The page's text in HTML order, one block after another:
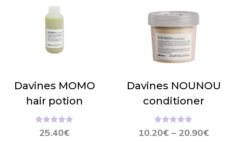
Davines MOMO
hair potion
25.40€
Hinnanguga
5.00/ 5
Davines NOUNOU
conditioner
10.20€ – 20.90€
Hinnanguga
5.00
/ 5